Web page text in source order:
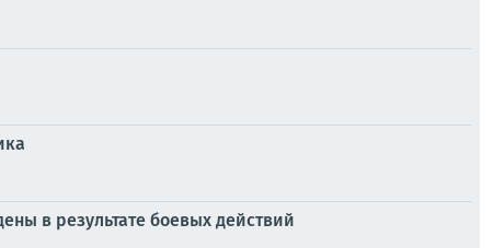
в результате боевых действий